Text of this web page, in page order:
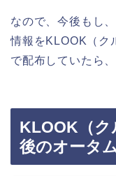
なので、今後もし
情報をKLOOK（ク
で配布していたら
KLOOK（ク
後のオータ